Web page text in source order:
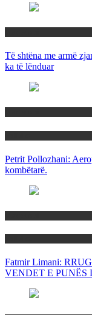
Të shtëna me armë
ka të lënduar
Petrit Pollozhani:
kombëtarë.
Fatmir Limani:
VENDET E PUNËS